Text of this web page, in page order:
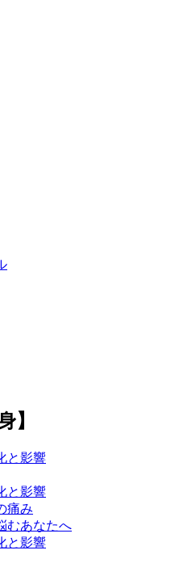
】
と影響
と影響
痛み
むあなたへ
と影響